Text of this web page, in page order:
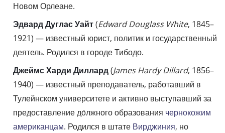
Новом Орлеане.
Эдвард Дуглас Уайт(Edward Douglass White, 1845–
1921) — известный юрист, политик и государственный
деятель. Родился в городе Тибодо.
Джеймс Харди Диллард(James Hardy Dillard, 1856–
1940) — известный преподаватель, работавший в
Тулейнском университете и активно выступавший за
предоставление до́лжного образования чернокожим
американцам. Родился в штате Вирджиния, но